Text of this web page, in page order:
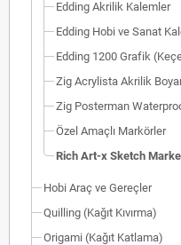
Edding Akrilik Kalemler
Edding Hobi ve Sanat
Edding 1200 Grafik
Zig Acrylista Akrilik
Zig Posterman
Özel Amaçlı Markörler
Rich Art-x Sketch
Hobi Araç ve Gereçler
Quilling (Kağıt Kıvırma)
Origami (Kağıt Katlama)